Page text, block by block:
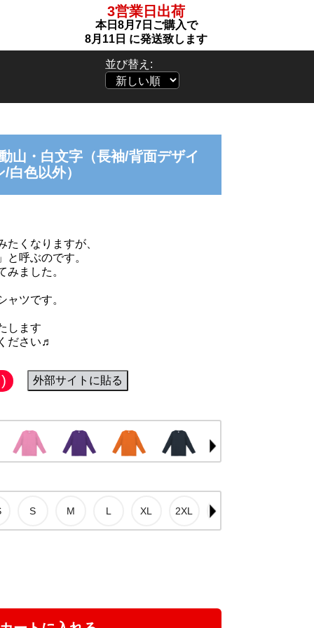
3営業日出荷
本日 8月7日 ご購入で
8月11日 に発送致します
並び替え:
山・白文字（長袖/背面デザイ
/白色以外）
たくなりますが、
と呼ぶのです。
みました。
ツです。
します
ださい♬
外部サイトに貼る